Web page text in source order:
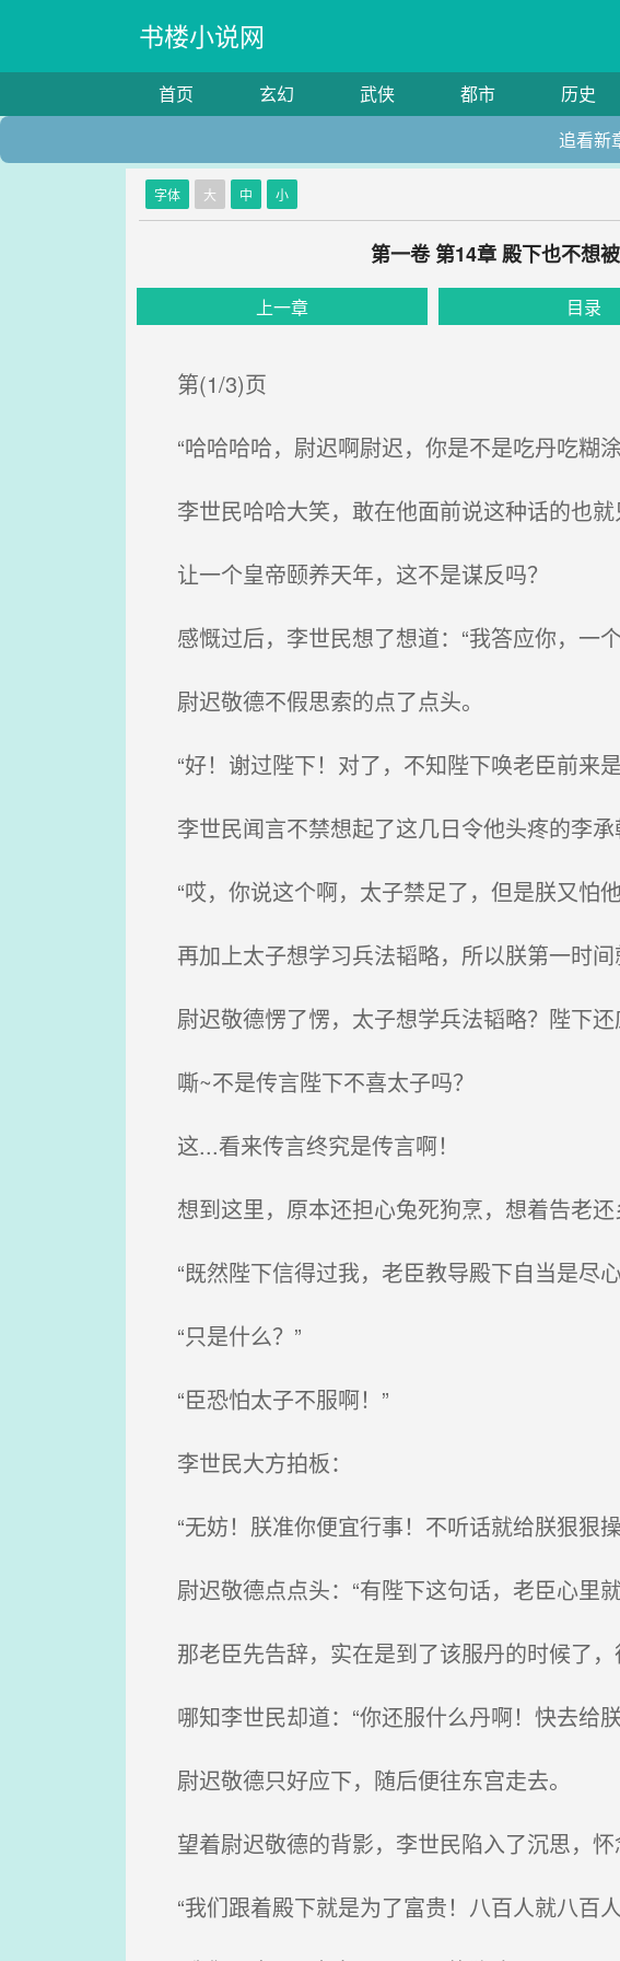
书楼小说网
首页 玄幻 武侠 都市 历史
追看新
字体 大 中 小
第一卷 第14章 殿下也不想
上一章 目录
第(1/3)页
“哈哈哈哈，尉迟啊尉迟，你是不是吃丹吃糊
李世民哈哈大笑，敢在他面前说这种话的也就
让一个皇帝颐养天年，这不是谋反吗？
感慨过后，李世民想了想道：“我答应你，一
尉迟敬德不假思索的点了点头。
“好！谢过陛下！对了，不知陛下唤老臣前来
李世民闻言不禁想起了这几日令他头疼的李承
“哎，你说这个啊，太子禁足了，但是朕又怕
再加上太子想学习兵法韬略，所以朕第一时间
尉迟敬德愣了愣，太子想学兵法韬略？陛下还
嘶~不是传言陛下不喜太子吗？
这...看来传言终究是传言啊！
想到这里，原本还担心兔死狗烹，想着告老还
“既然陛下信得过我，老臣教导殿下自当是尽
“只是什么？”
“臣恐怕太子不服啊！”
李世民大方拍板：
“无妨！朕准你便宜行事！不听话就给朕狠狠
尉迟敬德点点头：“有陛下这句话，老臣心里就
那老臣先告辞，实在是到了该服丹的时候了
哪知李世民却道：“你还服什么丹啊！快去给
尉迟敬德只好应下，随后便往东宫走去。
望着尉迟敬德的背影，李世民陷入了沉思，
“我们跟着殿下就是为了富贵！八百人就八百